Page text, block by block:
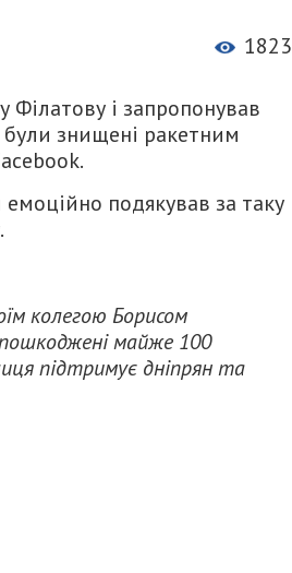
1823
Філатову і запропонував
були знищені ракетним
подякував за таку
колегою Борисом
пошкоджені майже 100
підтримує дніпрян та